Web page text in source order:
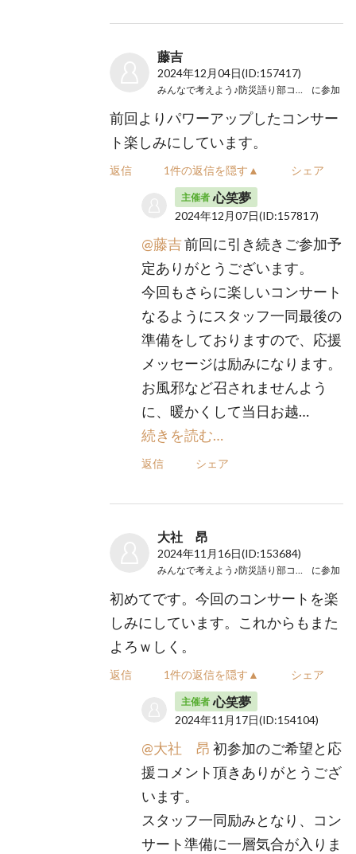
藤吉
2024年12月04日(ID:157417)
に参加
前回よりパワーアップしたコンサー
ト楽しみにしています。
返信 1件の返信を隠す▲ シェア
主催者 心笑夢
2024年12月07日(ID:157817)
@藤吉前回に引き続きご参加予
定ありがとうございます。
今回もさらに楽しいコンサート
なるようにスタッフ一同最後の
準備をしておりますので、応援
メッセージは励みになります。
お風邪など召されませんよう
に、暖かくして当日お越…
続きを読む…
返信 シェア
大社 昂
2024年11月16日(ID:153684)
に参加
初めてです。今回のコンサートを楽
しみにしています。これからもまた
よろｗしく。
返信 1件の返信を隠す▲ シェア
主催者 心笑夢
2024年11月17日(ID:154104)
@大社 昂 初参加のご希望と応
援コメント頂きありがとうござ
います。
スタッフ一同励みとなり、コン
サート準備に一層気合が入りま